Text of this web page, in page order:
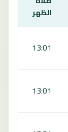
الظهر
13:01
13:01